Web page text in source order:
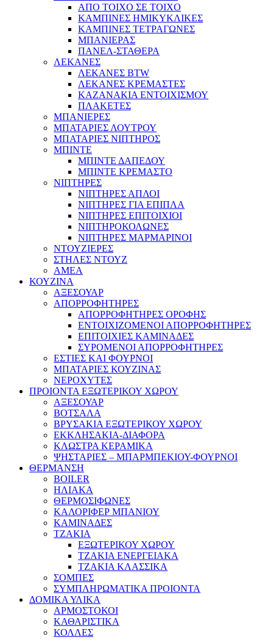
ΑΠΟ ΤΟΙΧΟ ΣΕ ΤΟΙΧΟ
ΚΑΜΠΙΝΕΣ ΗΜΙΚΥΚΛΙΚΕΣ
ΚΑΜΠΙΝΕΣ ΤΕΤΡΑΓΩΝΕΣ
ΜΠΑΝΙΕΡΑΣ
ΠΑΝΕΛ-ΣΤΑΘΕΡΑ
ΛΕΚΑΝΕΣ
ΛΕΚΑΝΕΣ BTW
ΛΕΚΑΝΕΣ ΚΡΕΜΑΣΤΕΣ
ΚΑΖΑΝΑΚΙΑ ΕΝΤΟΙΧΙΣΜΟΥ
ΠΛΑΚΕΤΕΣ
ΜΠΑΝΙΕΡΕΣ
ΜΠΑΤΑΡΙΕΣ ΛΟΥΤΡΟΥ
ΜΠΑΤΑΡΙΕΣ ΝΙΠΤΗΡΟΣ
ΜΠΙΝΤΕ
ΜΠΙΝΤΕ ΔΑΠΕΔΟΥ
ΜΠΙΝΤΕ ΚΡΕΜΑΣΤΟ
ΝΙΠΤΗΡΕΣ
ΝΙΠΤΗΡΕΣ ΑΠΛΟΙ
ΝΙΠΤΗΡΕΣ ΓΙΑ ΕΠΙΠΛΑ
ΝΙΠΤΗΡΕΣ ΕΠΙΤΟΙΧΙΟΙ
ΝΙΠΤΗΡΟΚΟΛΩΝΕΣ
ΝΙΠΤΗΡΕΣ ΜΑΡΜΑΡΙΝΟΙ
ΝΤΟΥΖΙΕΡΕΣ
ΣΤΗΛΕΣ ΝΤΟΥΖ
ΑΜΕΑ
ΚΟΥΖΙΝΑ
ΑΞΕΣΟΥΑΡ
ΑΠΟΡΡΟΦΗΤΗΡΕΣ
ΑΠΟΡΡΟΦΗΤΗΡΕΣ ΟΡΟΦΗΣ
ΕΝΤΟΙΧΙΖΟΜΕΝΟΙ ΑΠΟΡΡΟΦΗΤΗΡΕΣ
ΕΠΙΤΟΙΧΙΕΣ ΚΑΜΙΝΑΔΕΣ
ΣΥΡΟΜΕΝΟΙ ΑΠΟΡΡΟΦΗΤΗΡΕΣ
ΕΣΤΙΕΣ ΚΑΙ ΦΟΥΡΝΟΙ
ΜΠΑΤΑΡΙΕΣ ΚΟΥΖΙΝΑΣ
ΝΕΡΟΧΥΤΕΣ
ΠΡΟΙΟΝΤΑ ΕΞΩΤΕΡΙΚΟΥ ΧΩΡΟΥ
ΑΞΕΣΟΥΑΡ
ΒΟΤΣΑΛΑ
ΒΡΥΣΑΚΙΑ ΕΞΩΤΕΡΙΚΟΥ ΧΩΡΟΥ
ΕΚΚΛΗΣΑΚΙΑ-ΔΙΑΦΟΡΑ
ΚΛΩΣΤΡΑ ΚΕΡΑΜΙΚΑ
ΨΗΣΤΑΡΙΕΣ – ΜΠΑΡΜΠΕΚΙΟΥ-ΦΟΥΡΝΟΙ
ΘΕΡΜΑΝΣΗ
BOILER
ΗΛΙΑΚΑ
ΘΕΡΜΟΣΙΦΩΝΕΣ
ΚΑΛΟΡΙΦΕΡ ΜΠΑΝΙΟΥ
ΚΑΜΙΝΑΔΕΣ
ΤΖΑΚΙΑ
ΕΞΩΤΕΡΙΚΟΥ ΧΩΡΟΥ
ΤΖΑΚΙΑ ΕΝΕΡΓΕΙΑΚΑ
ΤΖΑΚΙΑ ΚΛΑΣΣΙΚΑ
ΣΟΜΠΕΣ
ΣΥΜΠΛΗΡΩΜΑΤΙΚΑ ΠΡΟΙΟΝΤΑ
ΔΟΜΙΚΑ ΥΛΙΚΑ
ΑΡΜΟΣΤΟΚΟΙ
ΚΑΘΑΡΙΣΤΙΚΑ
ΚΟΛΛΕΣ